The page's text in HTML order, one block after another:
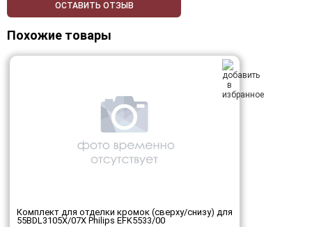
ОСТАВИТЬ ОТЗЫВ
Похожие товары
Комплект для отделки кромок (сверху/снизу) для
55BDL3105X/07X Philips EFK5533/00